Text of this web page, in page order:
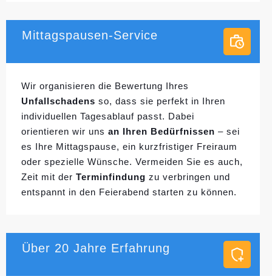
Mittagspausen-Service
Wir organisieren die Bewertung Ihres
Unfallschadens so, dass sie perfekt in Ihren
individuellen Tagesablauf passt. Dabei
orientieren wir uns an Ihren Bedürfnissen – sei
es Ihre Mittagspause, ein kurzfristiger Freiraum
oder spezielle Wünsche. Vermeiden Sie es auch,
Zeit mit der Terminfindung zu verbringen und
entspannt in den Feierabend starten zu können.
Über 20 Jahre Erfahrung